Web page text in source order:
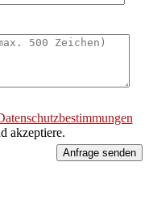
akzeptiere.